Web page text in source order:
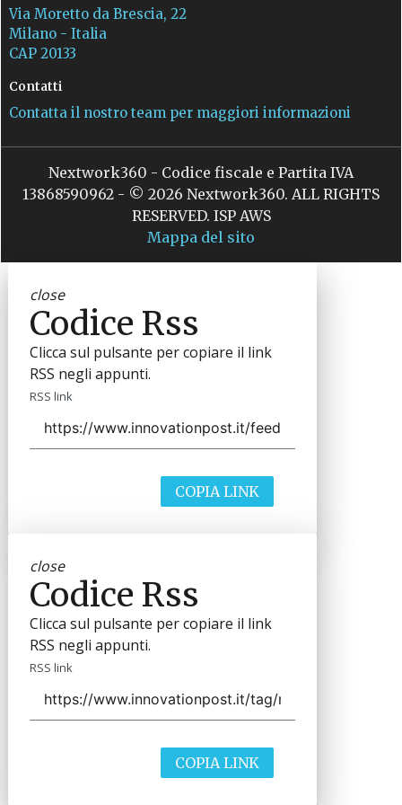
Via Moretto da Brescia, 22
Milano - Italia
CAP 20133
Contatti
Contatta il nostro team per maggiori informazioni
Nextwork360 - Codice fiscale e Partita IVA
13868590962 - © 2026 Nextwork360. ALL RIGHTS
RESERVED. ISP AWS
Mappa del sito
close
Codice Rss
Clicca sul pulsante per copiare il link
RSS negli appunti.
RSS link
COPIA LINK
close
Codice Rss
Clicca sul pulsante per copiare il link
RSS negli appunti.
RSS link
COPIA LINK